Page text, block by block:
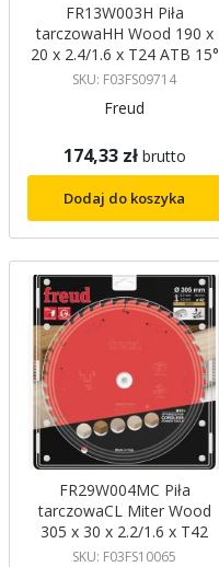
FR13W003H Piła
tarczowaHH Wood 190 x
20 x 2.4/1.6 x T24 ATB 15°
FREUD
SKU: F03FS09714
Freud
174,33 zł brutto
Dodaj do koszyka
FR29W004MC Piła
tarczowaCL Miter Wood
305 x 30 x 2.2/1.6 x T42
ATB 5° FREUD
SKU: F03FS10065